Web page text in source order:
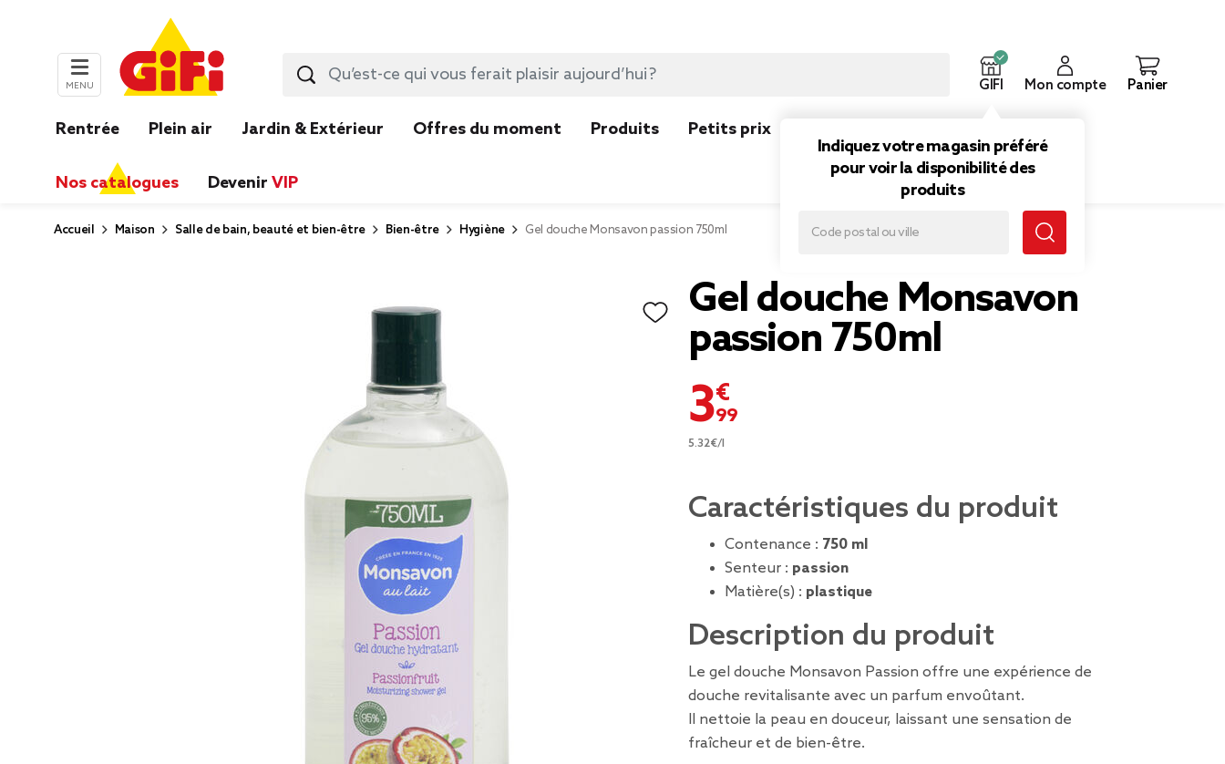
MENU GIFI
Indiquez votre magasin préféré
pour voir la disponibilité des
produits
Mon compte Panier
Rentrée Plein air Jardin & Extérieur Offres du moment Produits Petits prix
Nos catalogues Devenir VIP
Accueil Maison Salle de bain, beauté et bien-être Bien-être Hygiène Gel douche Monsavon passion 750ml
Gel douche Monsavon
passion 750ml
3,99 €
5.32€/l
Caractéristiques du produit
Contenance : 750 ml
Senteur : passion
Matière(s) : plastique
Description du produit
Le gel douche Monsavon Passion offre une expérience de
douche revitalisante avec un parfum envoûtant.
Il nettoie la peau en douceur, laissant une sensation de
fraîcheur et de bien-être.